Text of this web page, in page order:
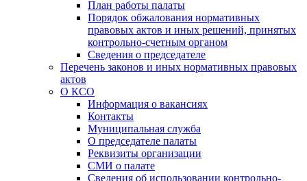
План работы палаты
Порядок обжалования нормативных
правовых актов и иных решений, принятых
контрольно-счетным органом
Сведения о председателе
Перечень законов и иных нормативных правовых
актов
О КСО
Информация о вакансиях
Контакты
Муниципальная служба
О председателе палаты
Реквизиты организации
СМИ о палате
Сведения об использовании контрольно-